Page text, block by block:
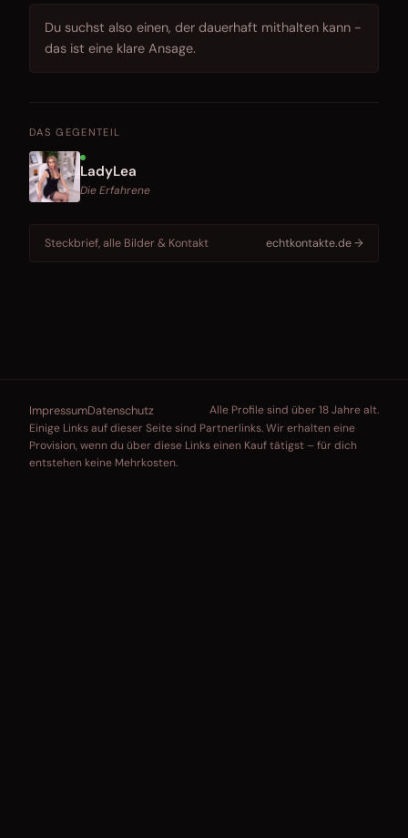
Du suchst also einen, der dauerhaft mithalten kann -
das ist eine klare Ansage.
DAS GEGENTEIL
LadyLea
Die Erfahrene
Steckbrief, alle Bilder & Kontakt echtkontakte.de →
ImpressumDatenschutz
Alle Profile sind über 18 Jahre alt.
Einige Links auf dieser Seite sind Partnerlinks. Wir erhalten eine
Provision, wenn du über diese Links einen Kauf tätigst – für dich
entstehen keine Mehrkosten.